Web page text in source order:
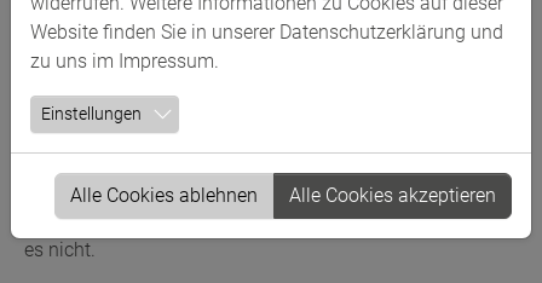
aktuelle Lage der Branche und die derzeitigen
Herausforderungen der Wirtschafts- und Energie-Krise
auszutauschen. Welche Strategien verfolgen die
Unternehmen im Hinblick auf die Energietransformation?
Welcher Maßnahmen bedarf es für eine klimaneutrale
Referentinnen und Referenten des Nachmittags. Eine
davon lautete: Ohne Unterstützung seitens der Politik geht
es nicht.
Website finden Sie in unserer Datenschutzerklärung und
zu uns im Impressum.
Einstellungen
Alle Cookies ablehnen Alle Cookies akzeptieren